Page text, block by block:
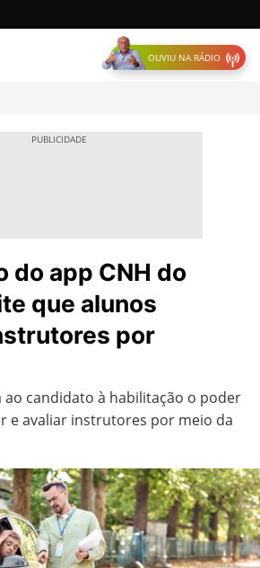
OUVIU NA RÁDIO
do app CNH do
que alunos
por
candidato à habilitação o poder
e avaliar instrutores por meio da